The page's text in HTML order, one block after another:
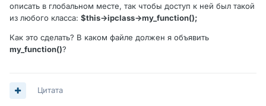
описать в глобальном месте, так чтобы доступ к ней был такой
из любого класса: $this->ipclass->my_function();
Как это сделать? В каком файле должен я объявить
my_function()?
Цитата